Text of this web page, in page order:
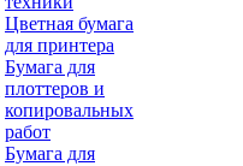
Цветная бумага
для принтера
Бумага для
плоттеров и
копировальных
работ
Бумага для